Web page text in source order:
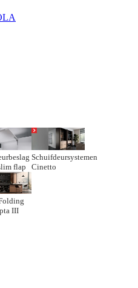
flap
Schuifdeursystemen
Cinetto
III